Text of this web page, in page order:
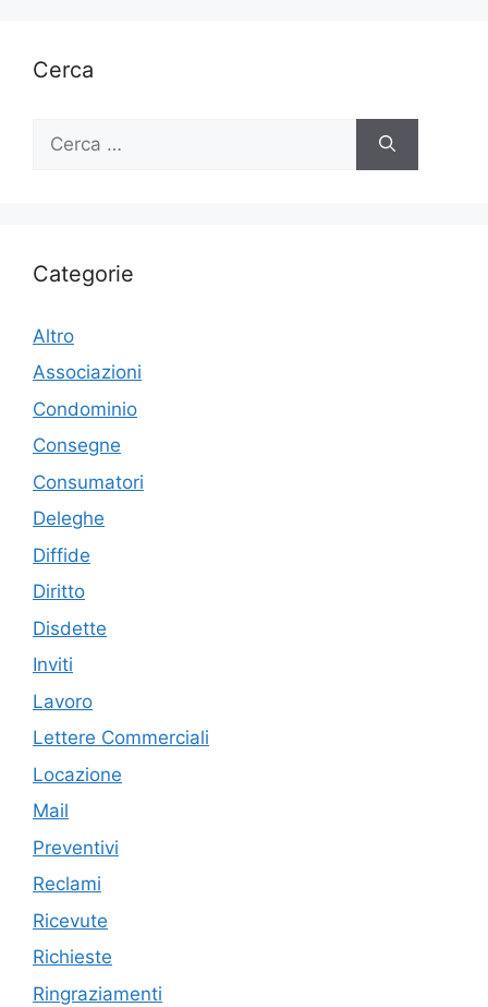
Cerca
per:
Categorie
Altro
Associazioni
Condominio
Consegne
Consumatori
Deleghe
Diffide
Diritto
Disdette
Inviti
Lavoro
Lettere Commerciali
Locazione
Mail
Preventivi
Reclami
Ricevute
Richieste
Ringraziamenti